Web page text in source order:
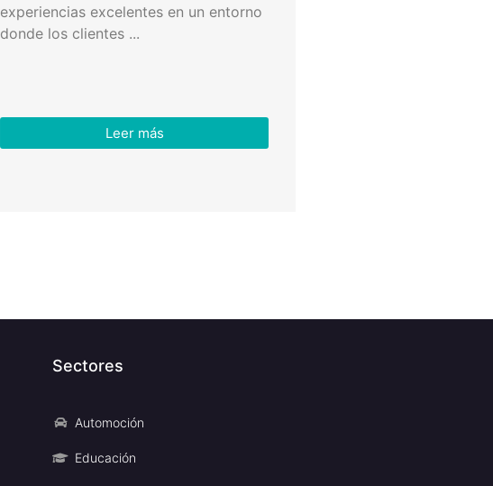
experiencias excelentes en un entorno
donde los clientes ...
Leer más
Sectores
Automoción
Educación